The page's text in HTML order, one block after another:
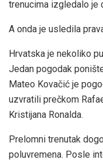
trenucima izgledalo je
A onda je usledila
Hrvatska je nekoliko
Jedan pogodak
Mateo Kovačić je
uzvratili prečkom
Kristijana Ronalda.
Prelomni trenutak
poluvremena. Posle